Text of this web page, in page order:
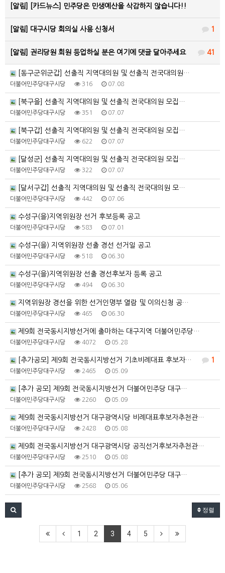
[알림] [카드뉴스] 민주당은 민생예산을 삭감하지 않습니다!!
1
[알림] 대구시당 회의실 사용 신청서
41
[알림] 권리당원 회원 등업하실 분은 여기에 댓글 달아주세요
[동구군위군갑] 선출직 지역대의원 및 선출직 전국대의원…
더불어민주당대구시당 316 07.08
[북구을] 선출직 지역대의원 및 선출직 전국대의원 모집…
더불어민주당대구시당 351 07.07
[북구갑] 선출직 지역대의원 및 선출직 전국대의원 모집…
더불어민주당대구시당 622 07.07
[달성군] 선출직 지역대의원 및 선출직 전국대의원 모집…
더불어민주당대구시당 322 07.07
[달서구갑] 선출직 지역대의원 및 선출직 전국대의원 모…
더불어민주당대구시당 442 07.06
수성구(을)지역위원장 선거 후보등록 공고
더불어민주당대구시당 583 07.01
수성구(을) 지역위원장 선출 경선 선거일 공고
더불어민주당대구시당 518 06.30
수성구(을)지역위원장 선출 경선후보자 등록 공고
더불어민주당대구시당 494 06.30
지역위원장 경선을 위한 선거인명부 열람 및 이의신청 공…
더불어민주당대구시당 465 06.30
제9회 전국동시지방선거에 출마하는 대구지역 더불어민주당…
더불어민주당대구시당 4072 05.28
1
[추가공모] 제9회 전국동시지방선거 기초비례대표 후보자…
더불어민주당대구시당 2465 05.09
[추가 공모] 제9회 전국동시지방선거 더불어민주당 대구…
더불어민주당대구시당 2260 05.09
제9회 전국동시지방선거 대구광역시당 비례대표후보자추천관…
더불어민주당대구시당 2428 05.08
제9회 전국동시지방선거 대구광역시당 공직선거후보자추천관…
더불어민주당대구시당 2510 05.08
[추가 공모] 제9회 전국동시지방선거 더불어민주당 대구…
더불어민주당대구시당 2568 05.06
정렬
1 2 3 4 5